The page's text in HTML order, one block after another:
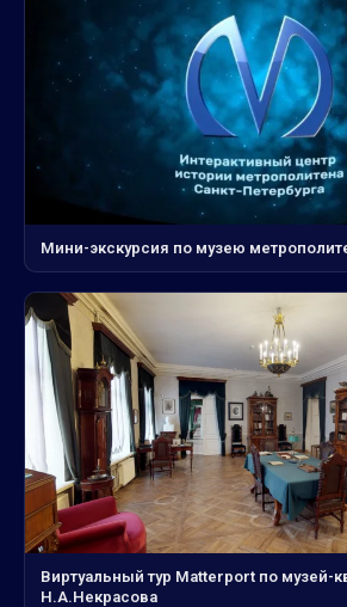
Мини-экскурсия по музею
Виртуальный тур Matterport по музей-
Н.А.Некрасова